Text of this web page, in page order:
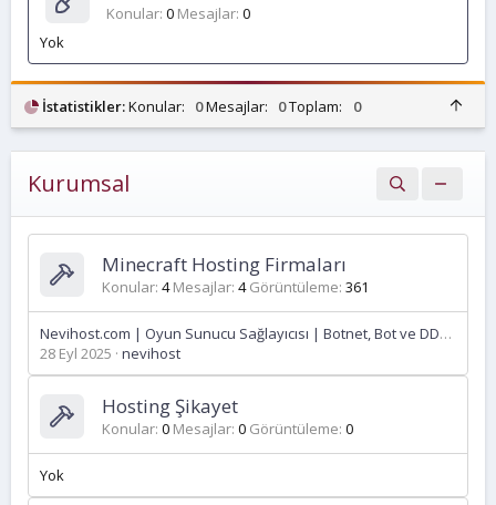
Konular 0 Mesajlar 0
Yok
İstatistikler:Konular: 0Mesajlar: 0Toplam: 0
Kurumsal
Minecraft Hosting Firmaları
Konular 4 Mesajlar 4 Görüntüleme 361
Nevihost.com | Oyun Sunucu Sağlayıcısı | Botnet, Bot ve DDOS Korumalı | Control Panel Yönetimli ve VDS Sunucu Seçenekleri | Yıllık Alımlarda İndirim
28 Eyl 2025 nevihost
Hosting Şikayet
Konular 0 Mesajlar 0 Görüntüleme 0
Yok